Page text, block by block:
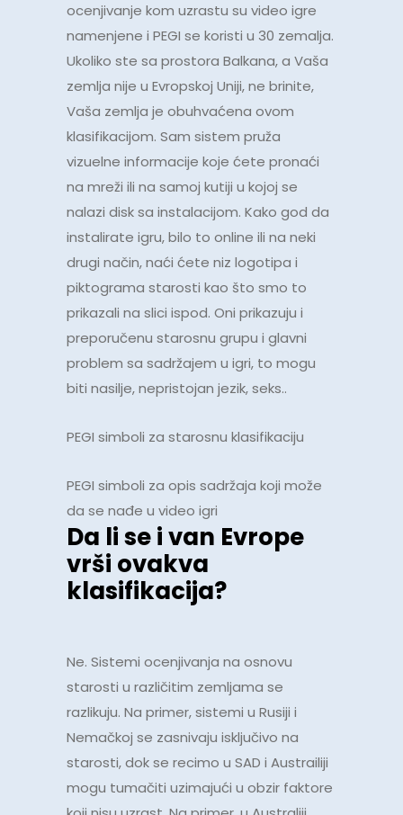
ocenjivanje kom uzrastu su video igre
namenjene i PEGI se koristi u 30 zemalja.
Ukoliko ste sa prostora Balkana, a Vaša
zemlja nije u Evropskoj Uniji, ne brinite,
Vaša zemlja je obuhvaćena ovom
klasifikacijom. Sam sistem pruža
vizuelne informacije koje ćete pronaći
na mreži ili na samoj kutiji u kojoj se
nalazi disk sa instalacijom. Kako god da
instalirate igru, bilo to online ili na neki
drugi način, naći ćete niz logotipa i
piktograma starosti kao što smo to
prikazali na slici ispod. Oni prikazuju i
preporučenu starosnu grupu i glavni
problem sa sadržajem u igri, to mogu
biti nasilje, nepristojan jezik, seks..
PEGI simboli za starosnu klasifikaciju
PEGI simboli za opis sadržaja koji može
da se nađe u video igri
Da li se i van Evrope
vrši ovakva
klasifikacija?
Ne. Sistemi ocenjivanja na osnovu
starosti u različitim zemljama se
razlikuju. Na primer, sistemi u Rusiji i
Nemačkoj se zasnivaju isključivo na
starosti, dok se recimo u SAD i Austrailiji
mogu tumačiti uzimajući u obzir faktore